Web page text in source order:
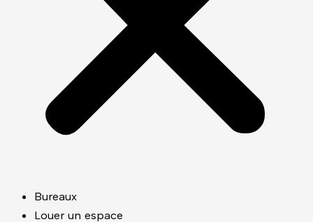
Bureaux
Louer un espace